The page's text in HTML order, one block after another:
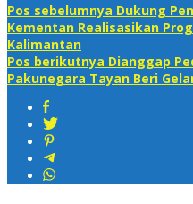
Pos sebelumnya Dukung
Kementan Realisasikan
Kalimantan
Pos berikutnya Dianggap
Pakunegara Tayan Beri